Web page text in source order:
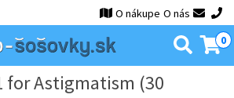
O nákupe O nás
0
for Astigmatism (30